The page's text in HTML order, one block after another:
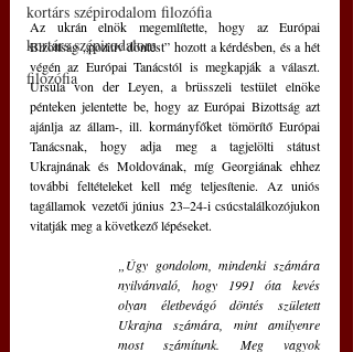
kortárs szépirodalom filozófia
kortárs szépirodalom
filozófia
Az ukrán elnök megemlítette, hogy az Európai
Bizottság „pozitív döntést” hozott a kérdésben, és a hét
végén az Európai Tanácstól is megkapják a választ.
Ursula von der Leyen, a brüsszeli testület elnöke
pénteken jelentette be, hogy az Európai Bizottság azt
ajánlja az állam-, ill. kormányfőket tömörítő Európai
Tanácsnak, hogy adja meg a tagjelölti státust
Ukrajnának és Moldovának, míg Georgiának ehhez
további feltételeket kell még teljesítenie. Az uniós
tagállamok vezetői június 23–24-i csúcstalálkozójukon
vitatják meg a következő lépéseket.
„Úgy gondolom, mindenki számára
nyilvánvaló, hogy 1991 óta kevés
olyan életbevágó döntés született
Ukrajna számára, mint amilyenre
most számítunk. Meg vagyok